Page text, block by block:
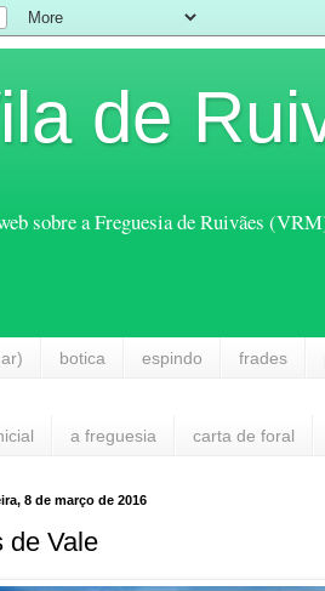
de
sobre a Freguesia de Ruivães
botica espindo frades
a freguesia carta de foral
8 de março de 2016
de Vale